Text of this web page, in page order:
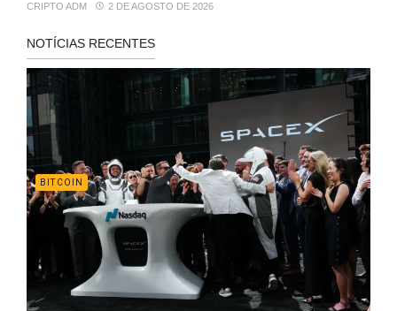
CRIPTO ADM 2 DE AGOSTO DE 2026
NOTÍCIAS RECENTES
BITCOIN